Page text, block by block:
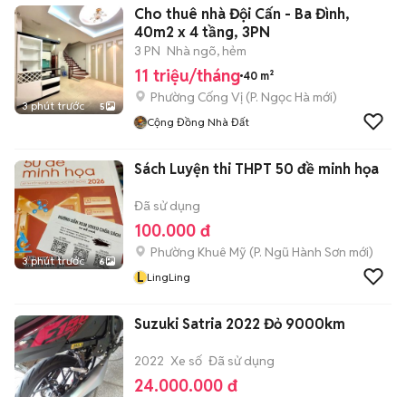
3 phút trước 5
Cho thuê nhà Đội Cấn - Ba Đình,
40m2 x 4 tầng, 3PN
3 PN Nhà ngõ, hẻm
11 triệu/tháng 40 m²
Phường Cống Vị (P. Ngọc Hà mới)
Cộng Đồng Nhà Đất
3 phút trước 6
Sách Luyện thi THPT 50 đề minh họa
Đã sử dụng
100.000 đ
Phường Khuê Mỹ (P. Ngũ Hành Sơn mới)
L LingLing
Suzuki Satria 2022 Đỏ 9000km
2022 Xe số Đã sử dụng
24.000.000 đ